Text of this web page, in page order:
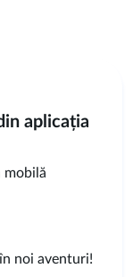
aplicația
mobilă
noi aventuri!